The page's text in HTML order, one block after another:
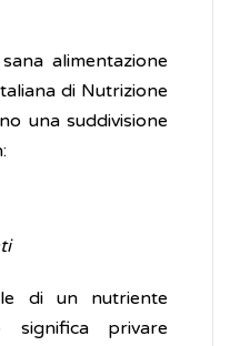
alimentazione
di Nutrizione
una suddivisione
di un nutriente
privare